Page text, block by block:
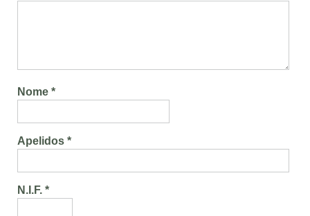
Nome *
Apelidos *
N.I.F. *